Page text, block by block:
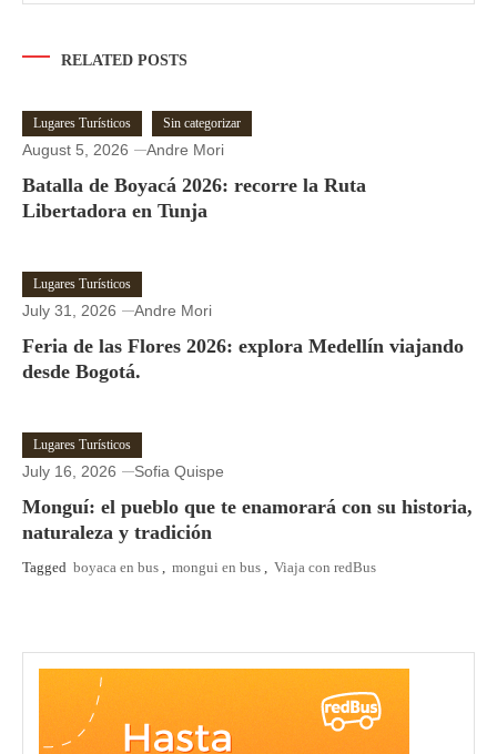
RELATED POSTS
Lugares Turísticos Sin categorizar
August 5, 2026 Andre Mori
Batalla de Boyacá 2026: recorre la Ruta
Libertadora en Tunja
Lugares Turísticos
July 31, 2026 Andre Mori
Feria de las Flores 2026: explora Medellín viajando
desde Bogotá.
Lugares Turísticos
July 16, 2026 Sofia Quispe
Monguí: el pueblo que te enamorará con su historia,
naturaleza y tradición
Tagged boyaca en bus , mongui en bus , Viaja con redBus